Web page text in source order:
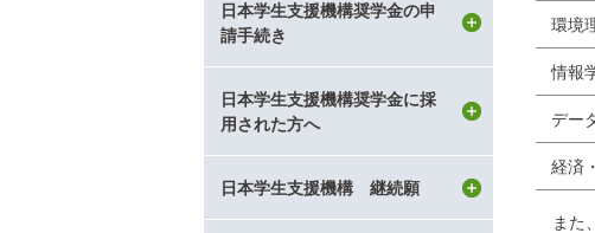
環境
情報
デー
経済
また
日本学生支援機構奨学金の申
請手続き
日本学生支援機構奨学金に採
用された方へ
日本学生支援機構 継続願